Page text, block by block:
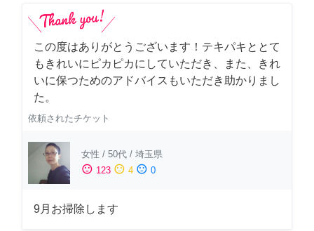
この度はありがとうございます！テキパキととて
もきれいにピカピカにしていただき、また、きれ
いに保つためのアドバイスもいただき助かりまし
た。
依頼されたチケット
女性 / 50代 / 埼玉県
sentiment_satisfied 123 sentiment_neutral 4 sentiment_dissatisfied 0
9月お掃除します